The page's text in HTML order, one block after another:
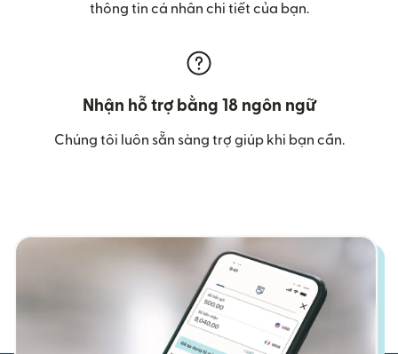
thông tin cá nhân chi tiết của bạn.
Nhận hỗ trợ bằng 18 ngôn ngữ
Chúng tôi luôn sẵn sàng trợ giúp khi bạn cần.